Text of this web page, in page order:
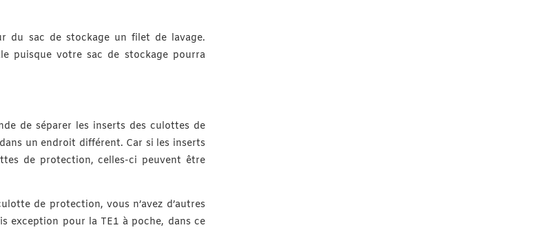
du sac de stockage un filet de lavage.
puisque votre sac de stockage pourra
de séparer les inserts des culottes de
un endroit différent. Car si les inserts
de protection, celles-ci peuvent être
de protection, vous n’avez d’autres
exception pour la TE1 à poche, dans ce